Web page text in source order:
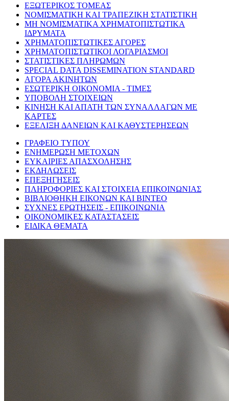
ΕΞΩΤΕΡΙΚΟΣ ΤΟΜΕΑΣ
ΝΟΜΙΣΜΑΤΙΚΗ ΚΑΙ ΤΡΑΠΕΖΙΚΗ ΣΤΑΤΙΣΤΙΚΗ
ΜΗ ΝΟΜΙΣΜΑΤΙΚΑ ΧΡΗΜΑΤΟΠΙΣΤΩΤΙΚΑ
ΙΔΡΥΜΑΤΑ
ΧΡΗΜΑΤΟΠΙΣΤΩΤΙΚΕΣ ΑΓΟΡΕΣ
ΧΡΗΜΑΤΟΠΙΣΤΩΤΙΚΟΙ ΛΟΓΑΡΙΑΣΜΟΙ
ΣΤΑΤΙΣΤΙΚΕΣ ΠΛΗΡΩΜΩΝ
SPECIAL DATA DISSEMINATION STANDARD
ΑΓΟΡΑ ΑΚΙΝΗΤΩΝ
ΕΣΩΤΕΡΙΚΗ ΟΙΚΟΝΟΜΙΑ - ΤΙΜΕΣ
ΥΠΟΒΟΛΗ ΣΤΟΙΧΕΙΩΝ
ΚΙΝΗΣΗ ΚΑΙ ΑΠΑΤΗ ΤΩΝ ΣΥΝΑΛΛΑΓΩΝ ΜΕ
ΚΑΡΤΕΣ
ΕΞΕΛΙΞΗ ΔΑΝΕΙΩΝ ΚΑΙ ΚΑΘΥΣΤΕΡΗΣΕΩΝ
ΓΡΑΦΕΙΟ ΤΥΠΟΥ
ΕΝΗΜΕΡΩΣΗ ΜΕΤΟΧΩΝ
ΕΥΚΑΙΡΙΕΣ ΑΠΑΣΧΟΛΗΣΗΣ
ΕΚΔΗΛΩΣΕΙΣ
ΕΠΕΞΗΓΗΣΕΙΣ
ΠΛΗΡΟΦΟΡΙΕΣ ΚΑΙ ΣΤΟΙΧΕΙΑ ΕΠΙΚΟΙΝΩΝΙΑΣ
ΒΙΒΛΙΟΘΗΚΗ ΕΙΚΟΝΩΝ ΚΑΙ ΒΙΝΤΕΟ
ΣΥΧΝΕΣ ΕΡΩΤΗΣΕΙΣ - ΕΠΙΚΟΙΝΩΝΙΑ
ΟΙΚΟΝΟΜΙΚΕΣ ΚΑΤΑΣΤΑΣΕΙΣ
ΕΙΔΙΚΑ ΘΕΜΑΤΑ